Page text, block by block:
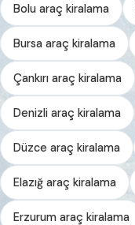
Bolu araç kiralama
Bursa araç kiralama
Çankırı araç kiralama
Denizli araç kiralama
Düzce araç kiralama
Elazığ araç kiralama
Erzurum araç kiralama